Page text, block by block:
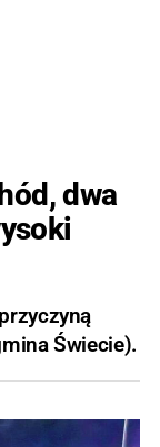
dwa
Świecie).